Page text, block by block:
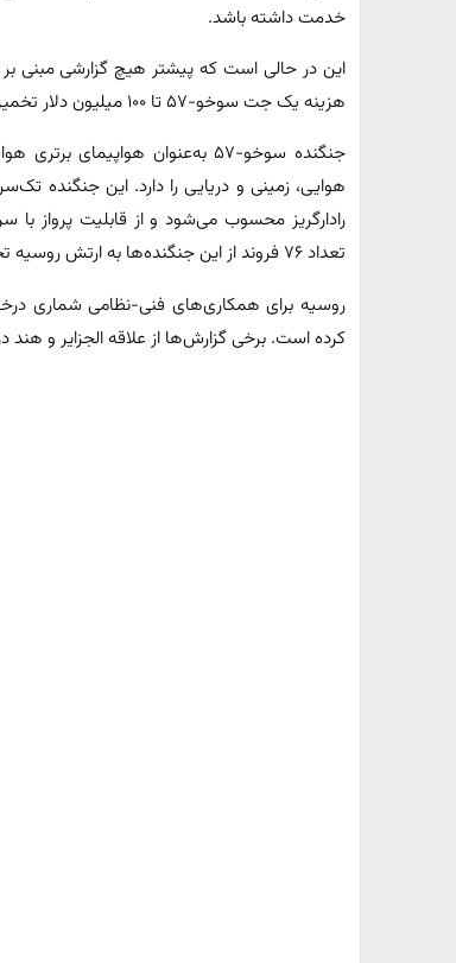
خدمت داشته باشد.
این در حالی است که پیشتر هیچ گزارشی مبنی بر
هزینه یک جت سوخو-۵۷ تا ۱۰۰ میلیون دلار تخمین زده می‌شود.
جنگنده سوخو-۵۷ به‌عنوان
هوایی، زمینی و دریایی را دارد. این جنگنده
تعداد ۷۶ فروند از این جنگنده‌ها به ارتش روسیه تحویل داده خواهد شد.
کرده است. برخی گزارش‌ها از علاقه الجزایر و هند